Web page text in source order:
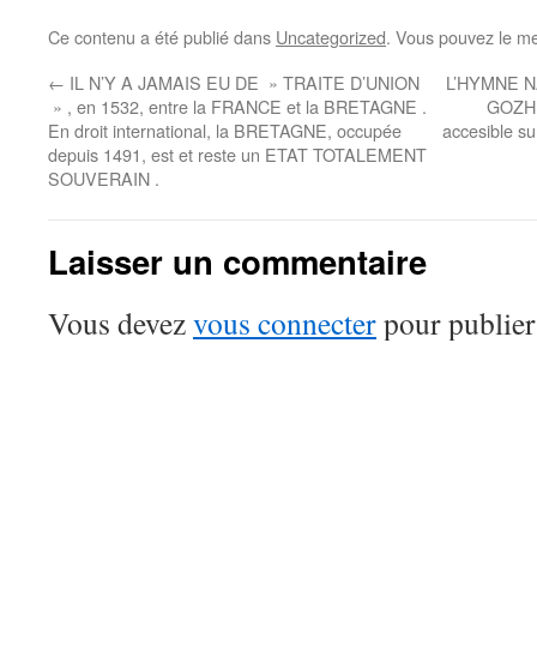
Ce contenu a été publié dans Uncategorized. Vous pouvez le
← IL N’Y A JAMAIS EU DE » TRAITE D’UNION
» , en 1532, entre la FRANCE et la BRETAGNE .
En droit international, la BRETAGNE, occupée
depuis 1491, est et reste un ETAT TOTALEMENT
SOUVERAIN .
L’HYMNE
accesible
Laisser un commentaire
Vous devezvous connecterpour